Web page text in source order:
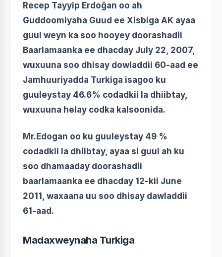
Recep Tayyip Erdoğan oo ah
Guddoomiyaha Guud ee Xisbiga AK ayaa
guul weyn ka soo hooyey doorashadii
Baarlamaanka ee dhacday July 22, 2007,
wuxuuna soo dhisay dowladdii 60-aad ee
Jamhuuriyadda Turkiga isagoo ku
guuleystay 46.6% codadkii la dhiibtay,
wuxuuna helay codka kalsoonida.
Mr.Edogan oo ku guuleystay 49 %
codadkii la dhiibtay, ayaa si guul ah ku
soo dhamaaday doorashadii
baarlamaanka ee dhacday 12-kii June
2011, waxaana uu soo dhisay dawladdii
61-aad.
Madaxweynaha Turkiga